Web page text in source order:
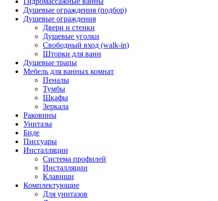
Душевые ограждения (подбор)
Душевые ограждения
Двери и стенки
Душевые уголки
Свободный вход (walk-in)
Шторки для ванн
Душевые трапы
Мебель для ванных комнат
Пеналы
Тумбы
Шкафы
Зеркала
Раковины
Унитазы
Биде
Писсуары
Инсталляции
Система профилей
Инсталляции
Клавиши
Комплектующие
Для унитазов